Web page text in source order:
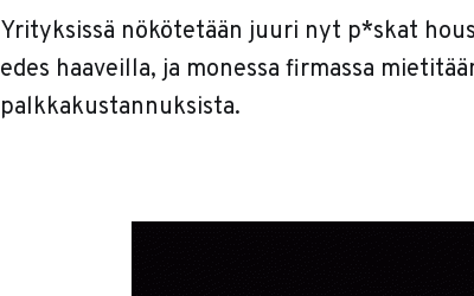
Yrityksissä nökötetään juuri nyt p*skat
edes haaveilla, ja monessa firmassa
palkkakustannuksista.